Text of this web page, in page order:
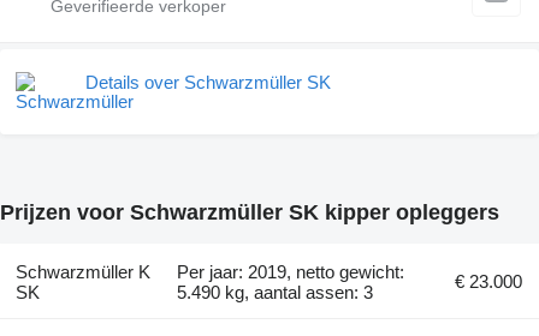
Details over Schwarzmüller SK
Prijzen voor Schwarzmüller SK kipper opleggers
Schwarzmüller K
SK
Per jaar: 2019, netto gewicht:
5.490 kg, aantal assen: 3
€ 23.000